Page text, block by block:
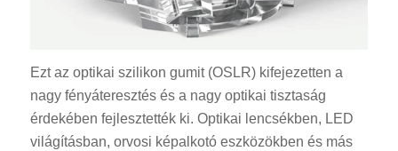
Ezt az optikai szilikon gumit (OSLR) kifejezetten a
nagy fényáteresztés és a nagy optikai tisztaság
érdekében fejlesztették ki. Optikai lencsékben, LED
világításban, orvosi képalkotó eszközökben és más